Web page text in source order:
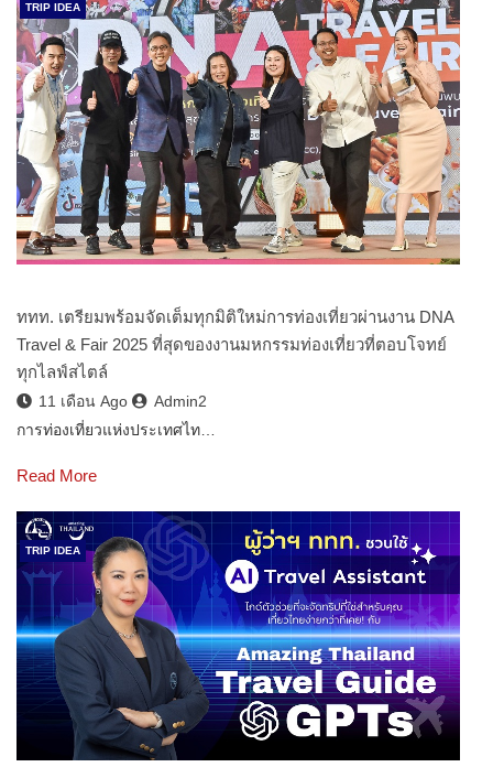
TRIP IDEA
ททท. เตรียมพร้อมจัดเต็มทุกมิติใหม่การท่องเที่ยวผ่านงาน DNA
Travel & Fair 2025 ที่สุดของงานมหกรรมท่องเที่ยวที่ตอบโจทย์
ทุกไลฟ์สไตล์
11 เดือน Ago
Admin2
การท่องเที่ยวแห่งประเทศไท…
Read More
TRIP IDEA